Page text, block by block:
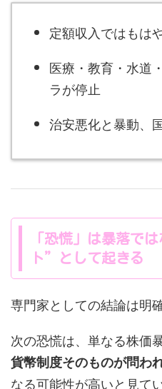
定額収入ではもは
医療・教育・水道
ラが停止
治安悪化と暴動、
「恐慌」は暴落で
ト”として起きる
専門家としての結論は明確
次の恐慌は、単なる株価
貨幣制度そのものが問わ
なる可能性が高いと見て